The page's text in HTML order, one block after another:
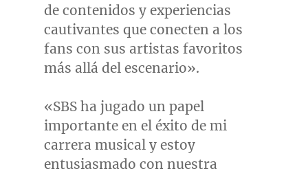
de contenidos y experiencias
cautivantes que conecten a los
fans con sus artistas favoritos
más allá del escenario».
«SBS ha jugado un papel
importante en el éxito de mi
carrera musical y estoy
entusiasmado con nuestra